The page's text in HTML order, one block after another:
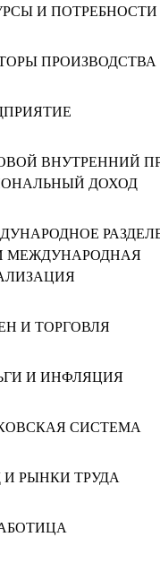
И ПОТРЕБНОСТИ
ПРОИЗВОДСТВА
ВНУТРЕННИЙ
ДОХОД
МЕЖДУНАРОДНАЯ
И ТОРГОВЛЯ
И ИНФЛЯЦИЯ
СИСТЕМА
И РЫНКИ ТРУДА